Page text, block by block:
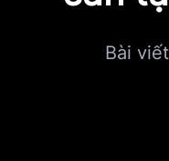
Bài